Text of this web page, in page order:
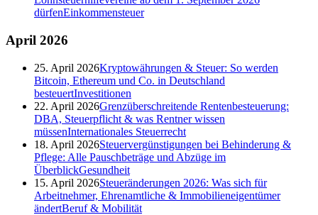
dürfenEinkommensteuer
April 2026
25. April 2026Kryptowährungen & Steuer: So werden
Bitcoin, Ethereum und Co. in Deutschland
besteuertInvestitionen
22. April 2026Grenzüberschreitende Rentenbesteuerung:
DBA, Steuerpflicht & was Rentner wissen
müssenInternationales Steuerrecht
18. April 2026Steuervergünstigungen bei Behinderung &
Pflege: Alle Pauschbeträge und Abzüge im
ÜberblickGesundheit
15. April 2026Steueränderungen 2026: Was sich für
Arbeitnehmer, Ehrenamtliche & Immobilieneigentümer
ändertBeruf & Mobilität